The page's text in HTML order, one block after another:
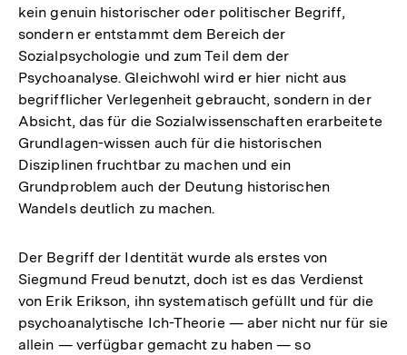
kein genuin historischer oder politischer Begriff,
sondern er entstammt dem Bereich der
Sozialpsychologie und zum Teil dem der
Psychoanalyse. Gleichwohl wird er hier nicht aus
begrifflicher Verlegenheit gebraucht, sondern in der
Absicht, das für die Sozialwissenschaften erarbeitete
Grundlagen-wissen auch für die historischen
Disziplinen fruchtbar zu machen und ein
Grundproblem auch der Deutung historischen
Wandels deutlich zu machen.
Der Begriff der Identität wurde als erstes von
Siegmund Freud benutzt, doch ist es das Verdienst
von Erik Erikson, ihn systematisch gefüllt und für die
psychoanalytische Ich-Theorie — aber nicht nur für sie
allein — verfügbar gemacht zu haben — so